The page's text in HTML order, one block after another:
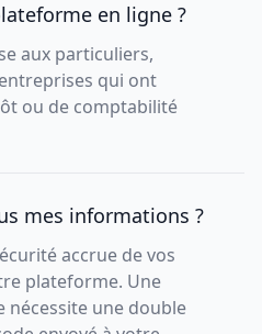
en ligne ?
aux particuliers,
qui ont
ou de comptabilité
mes informations ?
accrue de vos
plateforme. Une
nécessite une double